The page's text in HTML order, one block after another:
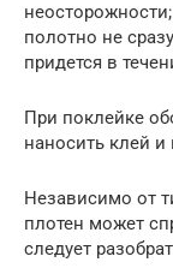
неосторожности;
полотно не
придется в
При поклейке
наносить клей и
Независимо от
плотен может
следует